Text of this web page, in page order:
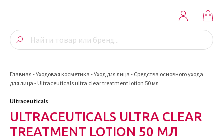
Главная -Уходовая косметика -Уход для лица - Средства основного ухода
для лица - Ultraceuticals ultra clear treatment lotion 50 мл
Ultraceuticals
ULTRACEUTICALS ULTRA CLEAR
TREATMENT LOTION 50 МЛ